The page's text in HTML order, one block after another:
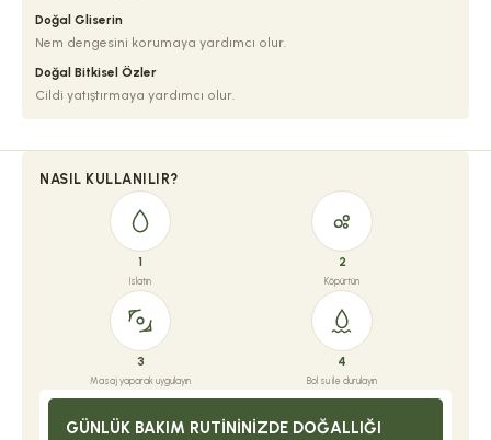
Doğal Gliserin
Nem dengesini korumaya yardımcı olur.
Doğal Bitkisel Özler
Cildi yatıştırmaya yardımcı olur.
NASIL KULLANILIR?
1
Islatın
2
Köpürtün
3
Masaj yaparak uygulayın
4
Bol su ile durulayın
GÜNLÜK BAKIM RUTININIZDE DOĞALLIĞI